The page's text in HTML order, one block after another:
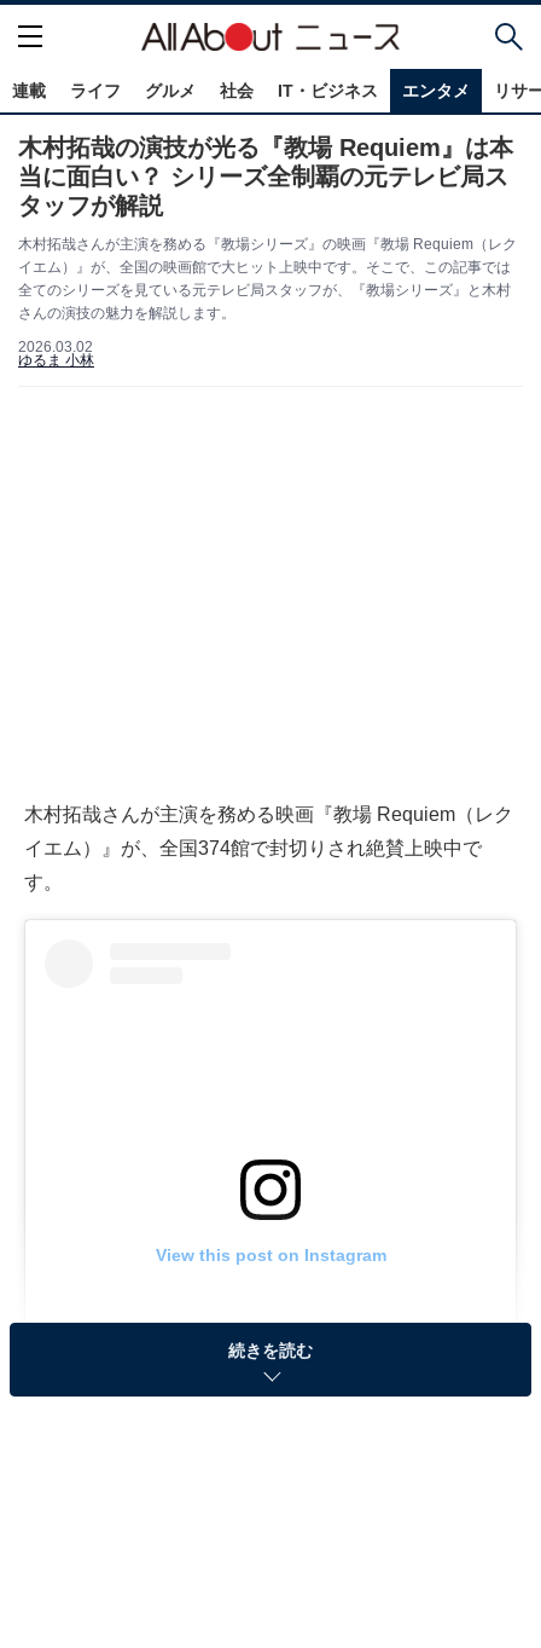
連載 ライフ グルメ 社会 IT・ビジネス エンタメ リサ
木村拓哉の演技が光る『教場 Requiem』は本
当に面白い？ シリーズ全制覇の元テレビ局ス
タッフが解説
木村拓哉さんが主演を務める『教場シリーズ』の映画『教場 Requiem（レク
イエム）』が、全国の映画館で大ヒット上映中です。そこで、この記事では
全てのシリーズを見ている元テレビ局スタッフが、『教場シリーズ』と木村
さんの演技の魅力を解説します。
2026.03.02
ゆるま 小林
木村拓哉さんが主演を務める映画『教場 Requiem（レク
イエム）』が、全国374館で封切りされ絶賛上映中で
す。
View this post on Instagram
続きを読む